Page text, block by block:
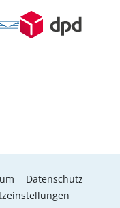
Datenschutz